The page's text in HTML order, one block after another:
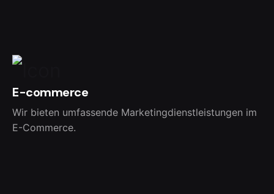
E-commerce
Wir bieten umfassende Marketingdienstleistungen im
E-Commerce.